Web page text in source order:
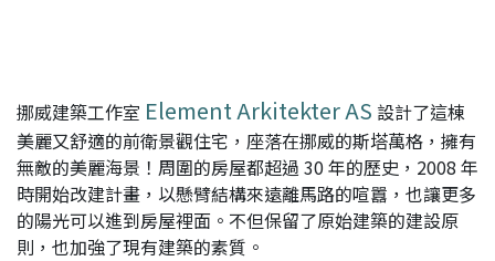
挪威建築工作室 Element Arkitekter AS 設計了這棟
美麗又舒適的前衛景觀住宅，座落在挪威的斯塔萬格，擁有
無敵的美麗海景！周圍的房屋都超過 30 年的歷史，2008 年
時開始改建計畫，以懸臂結構來遠離馬路的喧囂，也讓更多
的陽光可以進到房屋裡面。不但保留了原始建築的建設原
則，也加強了現有建築的素質。